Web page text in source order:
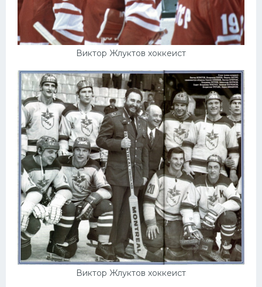
Виктор Жлуктов хоккеист
Виктор Жлуктов хоккеист